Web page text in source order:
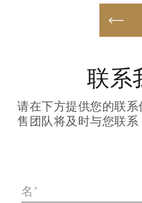
联系
请在下方提供您的联
售团队将及时与您联系